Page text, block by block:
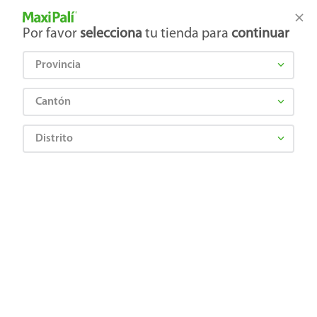
Tienda Maxi Palí
Por favor selecciona tu tienda para continuar
Provincia
Cantón
Distrito